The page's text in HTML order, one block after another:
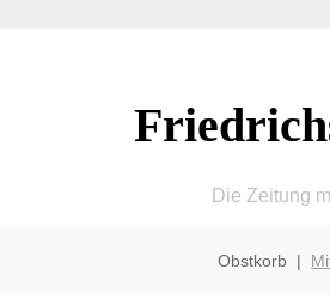
Die Zeitung
Obstkorb |